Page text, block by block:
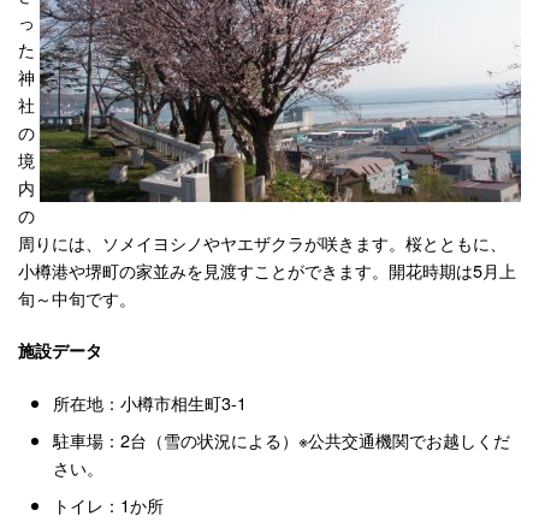
っ
た
神
社
の
境
内
の
周りには、ソメイヨシノやヤエザクラが咲きます。桜とともに、
小樽港や堺町の家並みを見渡すことができます。開花時期は5月上
旬～中旬です。
施設データ
所在地：小樽市相生町3-1
駐車場：2台（雪の状況による）※公共交通機関でお越しくだ
さい。
トイレ：1か所